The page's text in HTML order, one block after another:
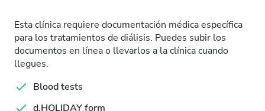
Esta clínica requiere documentación médica específica
para los tratamientos de diálisis. Puedes subir los
documentos en línea o llevarlos a la clínica cuando
llegues.
Blood tests
d.HOLIDAY form